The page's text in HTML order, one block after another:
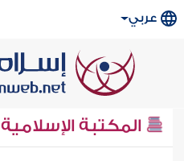
عربي
المكتبة الإسلامية